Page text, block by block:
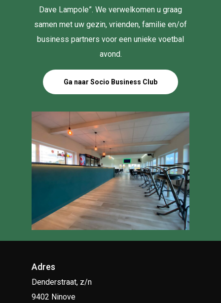
Dave Lampole”. We verwelkomen u graag
samen met uw gezin, vrienden, familie en/of
business partners voor een unieke voetbal
avond.
Ga naar Socio Business Club
Adres
Denderstraat, z/n
9402 Ninove